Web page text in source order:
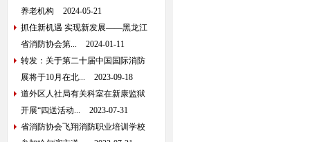
养老机构
2024-05-21
抓住新机遇 实现新发展——黑龙江
省消防协会第...
2024-01-11
转发：关于第二十届中国国际消防
展将于10月在北...
2023-09-18
道外区人社局有关科室在新康监狱
开展“四送活动...
2023-07-31
省消防协会飞翔消防职业培训学校